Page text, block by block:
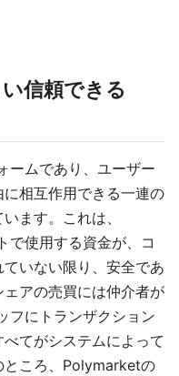
信頼できる
ームであり、ユーザー
相互作用できる一連の
ます。これは、
で使用する資金が、コ
いない限り、安全であ
アの売買には仲介者が
フにトランザクション
てがシステムによって
ところ、Polymarketの